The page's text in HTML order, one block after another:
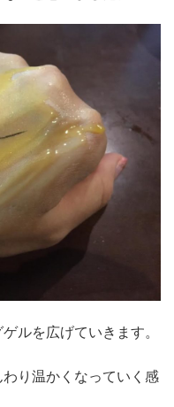
ルを広げていきます。
り温かくなっていく感